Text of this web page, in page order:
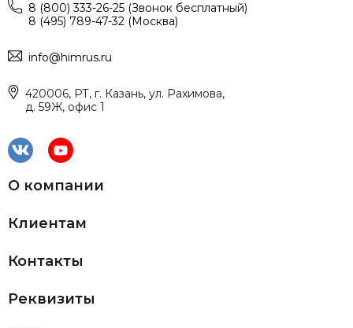
8 (800) 333-26-25 (Звонок бесплатный)
8 (495) 789-47-32 (Москва)
info@himrus.ru
420006, РТ, г. Казань, ул. Рахимова,
д. 59Ж, офис 1
О компании
Клиентам
Контакты
Реквизиты